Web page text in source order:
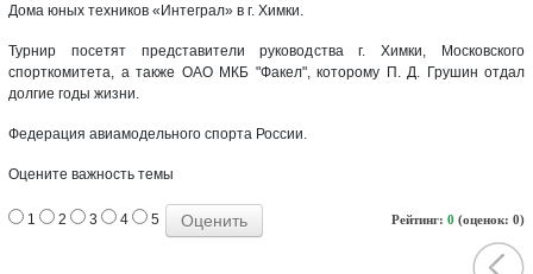
Дома юных техников «Интеграл» в г. Химки.
Турнир посетят представители руководства г. Химки, Московского
спорткомитета, а также ОАО МКБ "Факел", которому П. Д. Грушин отдал
долгие годы жизни.
Федерация авиамодельного спорта России.
Оцените важность темы
Рейтинг: 0 (оценок: 0)
1 2 3 4 5